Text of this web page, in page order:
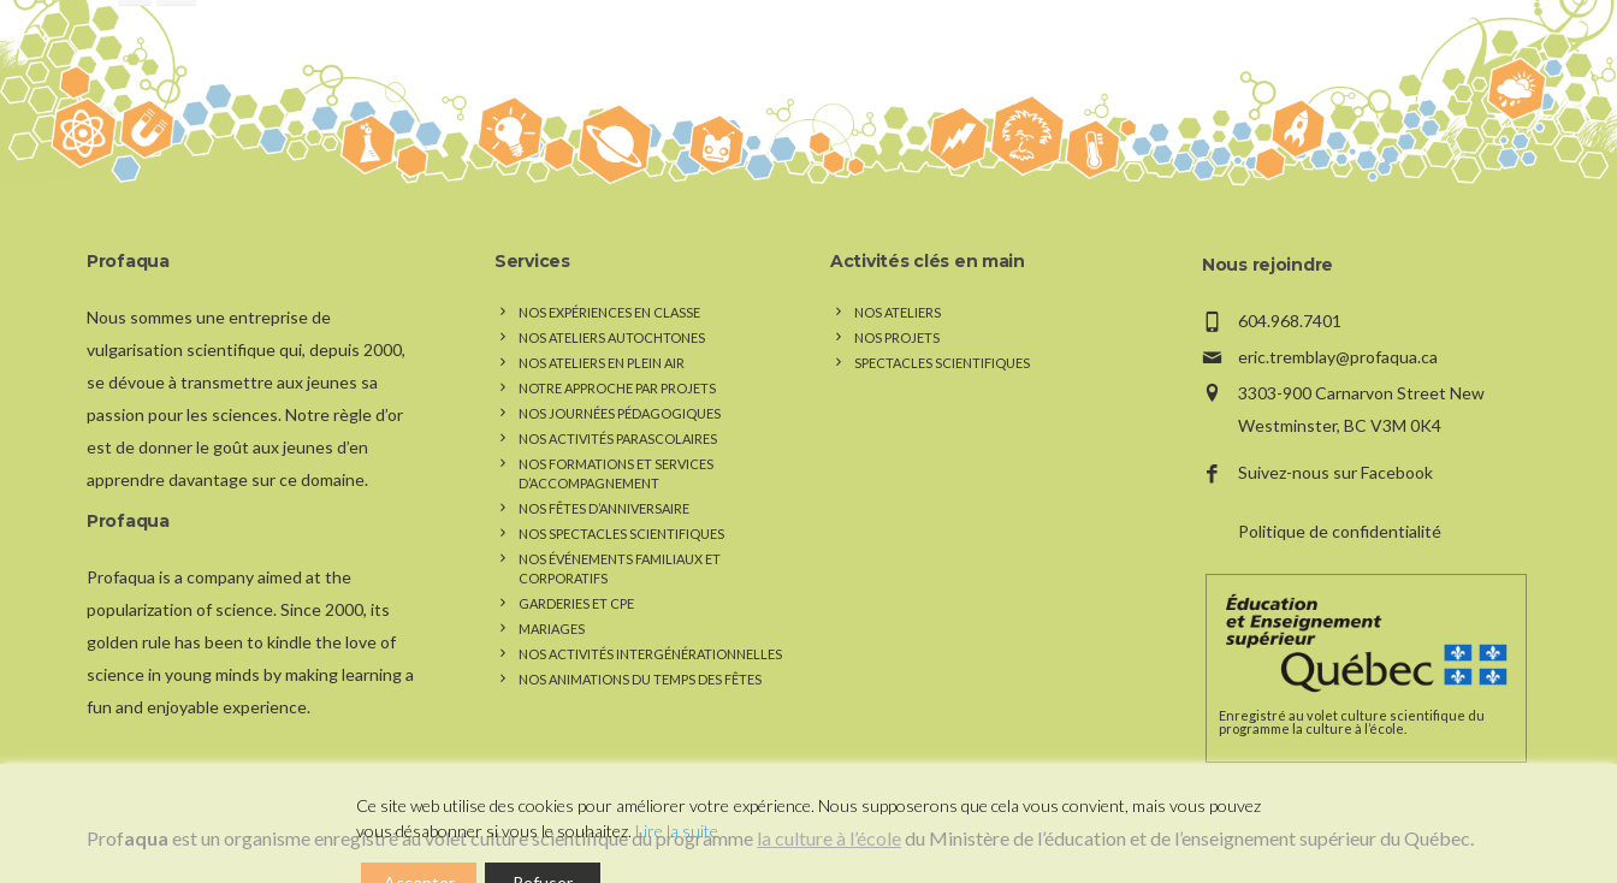
Profaqua
Nous sommes une entreprise de
vulgarisation scientifique qui, depuis 2000,
se dévoue à transmettre aux jeunes sa
passion pour les sciences. Notre règle d’or
est de donner le goût aux jeunes d’en
apprendre davantage sur ce domaine.
Profaqua
Profaqua is a company aimed at the
popularization of science. Since 2000, its
golden rule has been to kindle the love of
science in young minds by making learning a
fun and enjoyable experience.
Services
NOS EXPÉRIENCES EN CLASSE
NOS ATELIERS AUTOCHTONES
NOS ATELIERS EN PLEIN AIR
NOTRE APPROCHE PAR PROJETS
NOS JOURNÉES PÉDAGOGIQUES
NOS ACTIVITÉS PARASCOLAIRES
NOS FORMATIONS ET SERVICES
D’ACCOMPAGNEMENT
NOS FÊTES D’ANNIVERSAIRE
NOS SPECTACLES SCIENTIFIQUES
NOS ÉVÉNEMENTS FAMILIAUX ET
CORPORATIFS
GARDERIES ET CPE
MARIAGES
NOS ACTIVITÉS INTERGÉNÉRATIONNELLES
NOS ANIMATIONS DU TEMPS DES FÊTES
Activités clés en main
NOS ATELIERS
NOS PROJETS
SPECTACLES SCIENTIFIQUES
Nous rejoindre
604.968.7401
eric.tremblay@profaqua.ca
3303-900 Carnarvon Street New
Westminster, BC V3M 0K4
Suivez-nous sur Facebook
Politique de confidentialité
Enregistré au volet culture scientifique du
programme la culture à l’école.
Profaqua est un organisme enregistré au volet culture scientifique du programme la culture à l’école du Ministère de l’éducation et de l’enseignement supérieur du Québec.
Ce site web utilise des cookies pour améliorer votre expérience. Nous supposerons que cela vous convient, mais vous pouvez
vous désabonner si vous le souhaitez. Lire la suite